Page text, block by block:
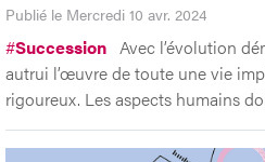
Publié le Mercredi 10 avr. 2024
#Succession Avec l’évolution
autrui l’œuvre de toute une vie
rigoureux. Les aspects humains